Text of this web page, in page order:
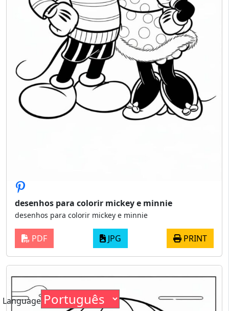
desenhos para colorir mickey e minnie
desenhos para colorir mickey e minnie
PDF JPG PRINT
Language